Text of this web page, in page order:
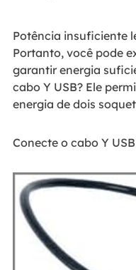
Potência insuficiente
Portanto, você pode
garantir energia
cabo Y USB? Ele
energia de dois
Conecte o cabo Y